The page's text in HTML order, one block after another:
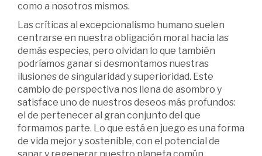
como a nosotros mismos.
Las críticas al excepcionalismo humano suelen
centrarse en nuestra obligación moral hacia las
demás especies, pero olvidan lo que también
podríamos ganar si desmontamos nuestras
ilusiones de singularidad y superioridad. Este
cambio de perspectiva nos llena de asombro y
satisface uno de nuestros deseos más profundos:
el de pertenecer al gran conjunto del que
formamos parte. Lo que está en juego es una forma
de vida mejor y sostenible, con el potencial de